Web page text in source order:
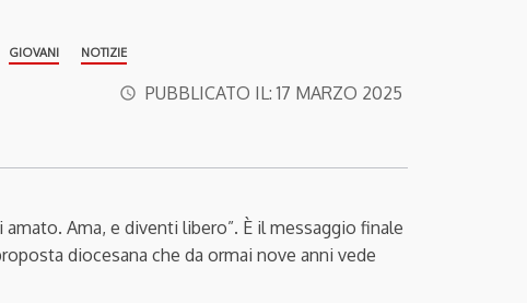
GIOVANI NOTIZIE
access_time PUBBLICATO IL:17 MARZO 2025
Ama, e diventi libero”. È il messaggio finale
diocesana che da ormai nove anni vede